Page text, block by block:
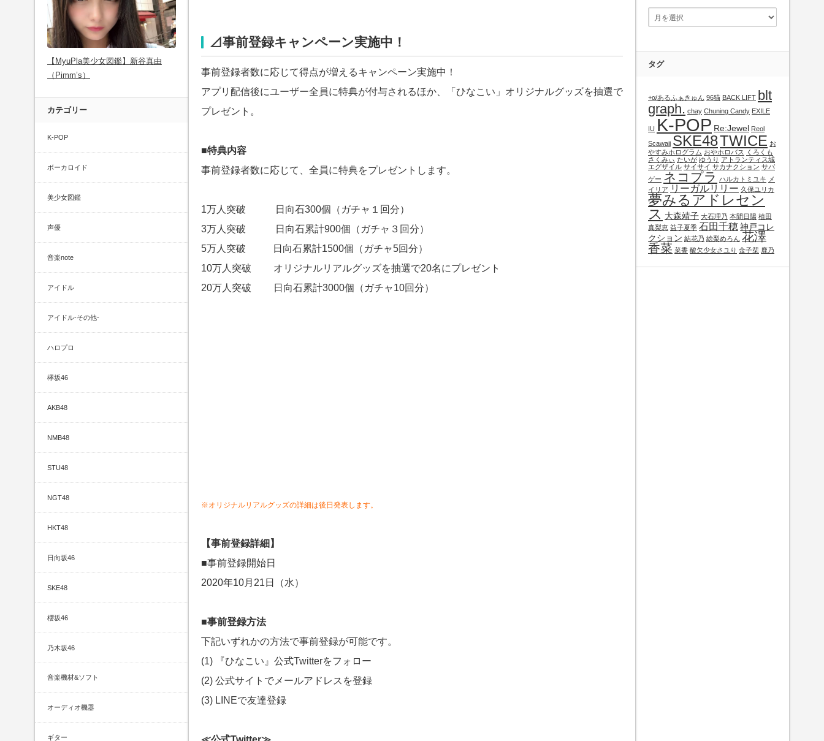
⊿事前登録キャンペーン実施中！
事前登録者数に応じて得点が増えるキャンペーン実施中！
アプリ配信後にユーザー全員に特典が付与されるほか、「ひなこい」オリジナルグッズを抽選で
プレゼント。
■特典内容
事前登録者数に応じて、全員に特典をプレゼントします。
1万人突破 日向石300個（ガチャ１回分）
3万人突破 日向石累計900個（ガチャ３回分）
5万人突破 日向石累計1500個（ガチャ5回分）
10万人突破 オリジナルリアルグッズを抽選で20名にプレゼント
20万人突破 日向石累計3000個（ガチャ10回分）
※オリジナルリアルグッズの詳細は後日発表します。
【事前登録詳細】
■事前登録開始日
2020年10月21日（水）
■事前登録方法
下記いずれかの方法で事前登録が可能です。
(1) 『ひなこい』公式Twitterをフォロー
(2) 公式サイトでメールアドレスを登録
(3) LINEで友達登録
【MyuPla美少女図鑑】新谷真由
（Pimm’s）
カテゴリー
K-POP
ボーカロイド
美少女図鑑
声優
音楽note
アイドル
アイドル-その他-
ハロプロ
欅坂46
AKB48
NMB48
STU48
NGT48
HKT48
日向坂46
SKE48
櫻坂46
乃木坂46
音楽機材&ソフト
オーディオ機器
ギター
タグ
+α/あるふぁきゅん 96猫 BACK LIFT blt
graph. chay Chuning Candy EXILE
IU K-POP Re:Jewel Reol
Scawaii SKE48TWICE お
やすみホログラム おやホロバス
くろくも
さくみぃ たいが ゆうり アトランティス城
エグザイル サイサイ サカナクション サバ
ゲー ネコプラ ハルカトミユキ メ
イリア リーガルリリー 久保ユリカ
夢みるアドレセン
ス 大森靖子 大石理乃 本間日陽 植田
真梨恵 益子夏季 石田千穂神戸コレ
クション 結花乃 絵梨めろん 花澤
香菜 菜香 酸欠少女さユり 金子栞 鹿乃